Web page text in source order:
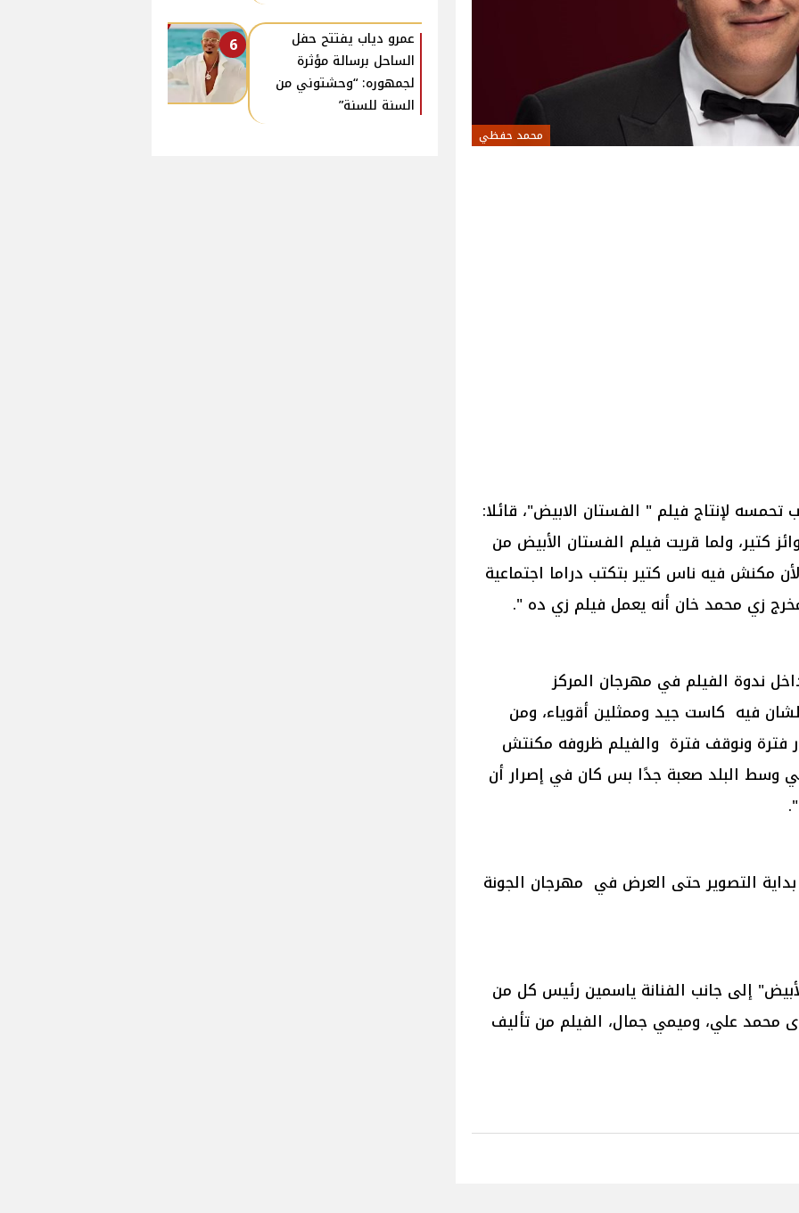
محمد حفظي
لإنتاج فيلم " الفستان الابيض"، قائلا:
كتير، ولما قريت فيلم الفستان الأبيض من
فيه ناس كتير بتكتب دراما اجتماعية
زي محمد خان أنه يعمل فيلم زي ده ".
ندوة الفيلم في مهرجان المركز
فيه كاست جيد وممثلين أقوياء، ومن
فترة ونوقف فترة والفيلم ظروفه مكنتش
وسط البلد صعبة جدًا بس كان في إصرار أن
التصوير حتى العرض في مهرجان الجونة
إلى جانب الفنانة ياسمين رئيس كل من
محمد علي، وميمي جمال، الفيلم من تأليف
6
عمرو دياب يفتتح حفل
الساحل برسالة مؤثرة
لجمهوره: “وحشتوني من
السنة للسنة”